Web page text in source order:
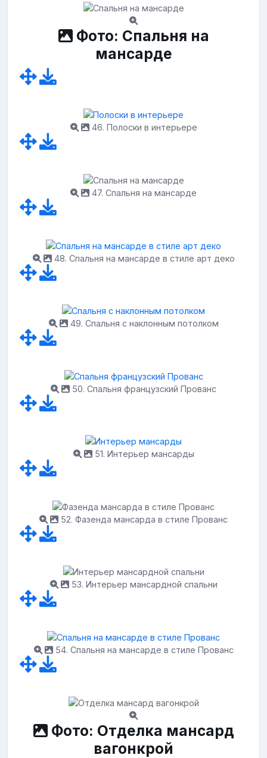
Фото: Спальня на
мансарде
46. Полоски в интерьере
47. Спальня на мансарде
48. Спальня на мансарде в стиле арт деко
49. Спальня с наклонным потолком
50. Спальня французский Прованс
51. Интерьер мансарды
52. Фазенда мансарда в стиле Прованс
53. Интерьер мансардной спальни
54. Спальня на мансарде в стиле Прованс
Фото: Отделка мансард
вагонкрой